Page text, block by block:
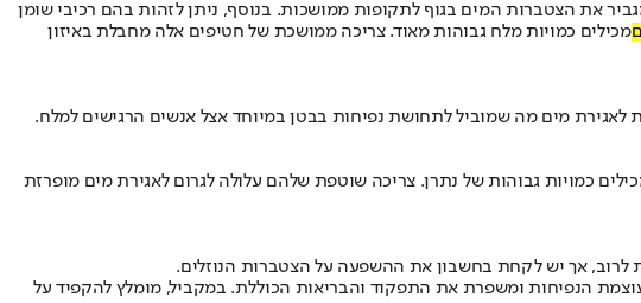
את הצטברות המים בגוף לתקופות ממושכות. בנוסף, ניתן לזהות בהם רכיבי שומן
מכילים כמויות מלח גבוהות מאוד. צריכה ממושכת של חטיפים אלה מחבלת באיזון
מים מה שמוביל לתחושת נפיחות בבטן במיוחד אצל אנשים הרגישים למלח.
כמויות גבוהות של נתרן. צריכה שוטפת שלהם עלולה לגרום לאגירת מים מופרזת
לרוב, אך יש לקחת בחשבון את ההשפעה על הצטברות הנוזלים.
הנפיחות ומשפרת את התפקוד והבריאות הכוללת. במקביל, מומלץ להקפיד על